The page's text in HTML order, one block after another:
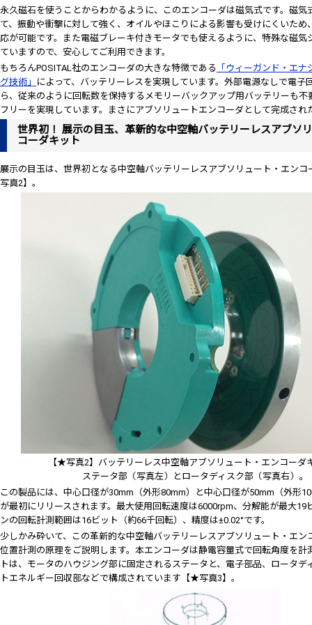
永久磁石を使うことからわかるように、このエンコーダは磁気式です。磁気
て、振動や衝撃に対して強く、オイルやほこりによる影響も受けにくいため
応が可能です。また電磁ブレーキ付きモータでも使えるように、特殊な磁気
ていますので、安心してご利用できます。
もちろんPOSITAL社のエンコーダの大きな特徴である
「ウィーガンド・エ
グ技術」
によって、バッテリーレスを実現しています。外部電源なしで電子
ら、従来のように回転数を保持するメモリーバックアップ用バッテリーも不
フリーを実現しています。まさにアブソリュートエンコーダとして完成され
世界初！ 展示の目玉、革新的な中空軸バッテリーレスアブソ
コーダキット
展示の目玉は、世界初となる中空軸バッテリーレスアブソリュート・エン
写真2】。
【★写真2】バッテリーレス中空軸アブソリュート・エンコーダ
ステータ部（写真左）とロータディスク部（写真右）。
この製品には、中心口径が30mm（外形80mm）と中心口径が50mm（外形
が最初にリリースされます。最大使用回転速度は6000rpm、分解能が最大19
ンの回転計測範囲は16ビット（約66千回転）、精度は±0.02°です。
少しかみ砕いて、この革新的な中空軸バッテリーレスアブソリュート・エン
位置計測の原理をご説明します。本エンコーダは静電容量式で回転角度を計
トは、モータのハウジング部に固定されるステータと、電子部品、ロータデ
トエネルギー回収部などで構成されています【★写真3】。